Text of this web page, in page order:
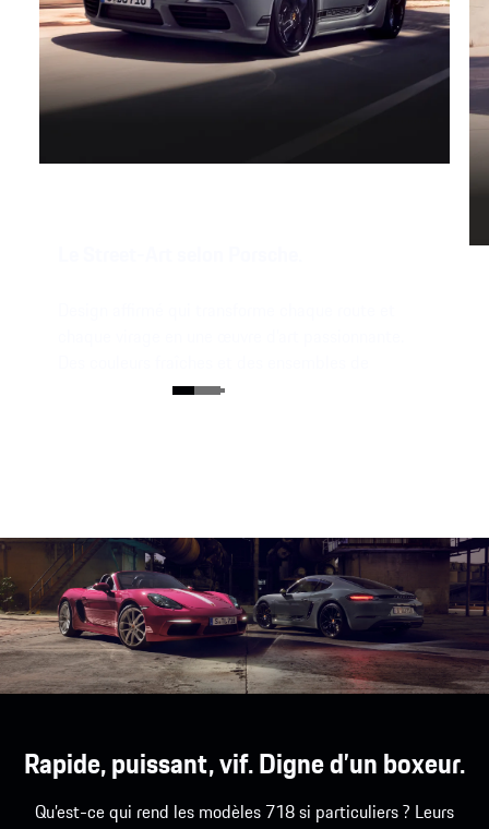
contraste harmonieux en Noir ou en Blanc
Rapide, puissant, vif. Digne d’un boxeur.
Qu’est-ce qui rend les modèles 718 si particuliers ? Leurs